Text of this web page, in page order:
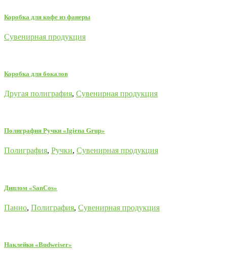
Коробка для кофе из фанеры
Сувенирная продукция
Коробка для бокалов
Другая полиграфия, Сувенирная продукция
Полиграфия Ручки «Igiena Grup»
Полиграфия, Ручки, Сувенирная продукция
Диплом «SanCos»
Панно, Полиграфия, Сувенирная продукция
Наклейки «Budweiser»